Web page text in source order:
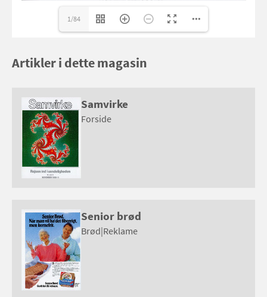
1/84
Artikler i dette magasin
Samvirke
Forside
Senior brød
Brød|Reklame